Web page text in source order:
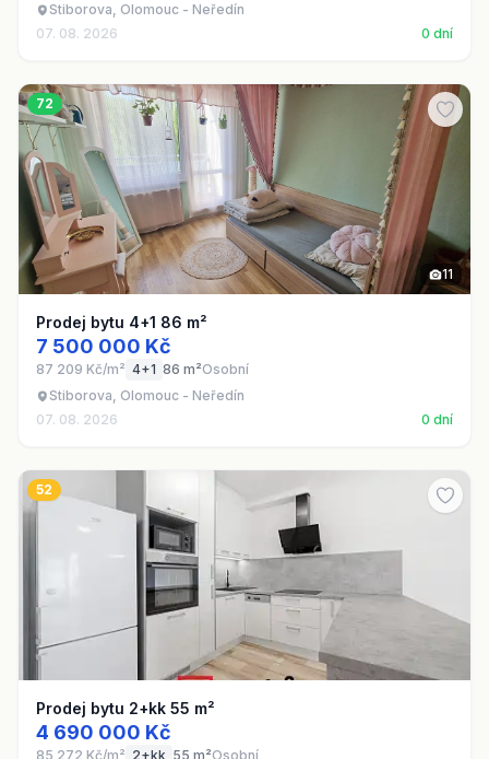
Stiborova, Olomouc - Neředín
07. 08. 2026
0 dní
72
11
Prodej bytu 4+1 86 m²
7 500 000 Kč
87 209 Kč/m² 4+1 86 m²Osobní
Stiborova, Olomouc - Neředín
07. 08. 2026
0 dní
52
Prodej bytu 2+kk 55 m²
4 690 000 Kč
85 272 Kč/m² 2+kk 55 m²Osobní